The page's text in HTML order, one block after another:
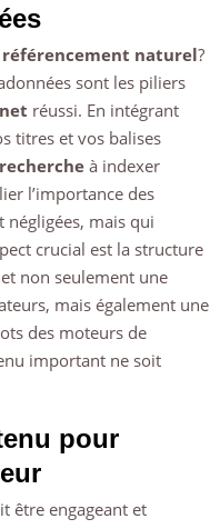
référencement naturel?
sont les piliers
réussi. En intégrant
titres et vos balises
à indexer
l’importance des
négligées, mais qui
crucial est la structure
non seulement une
mais également une
des moteurs de
important ne soit
pour
être engageant et